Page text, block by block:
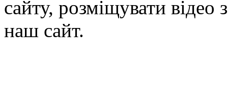
сайту, розміщувати відео
наш сайт.